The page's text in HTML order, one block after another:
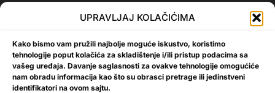
UPRAVLJAJ KOLAČIĆIMA
Kako bismo vam pružili najbolje moguće iskustvo, koristimo
tehnologije poput kolačića za skladištenje i/ili pristup podacima sa
vašeg uređaja. Davanje saglasnosti za ovakve tehnologije omogućiće
nam obradu informacija kao što su obrasci pretrage ili jedinstveni
identifikatori na ovom sajtu.
Bikesport Newsletter
akcijama i popustima!